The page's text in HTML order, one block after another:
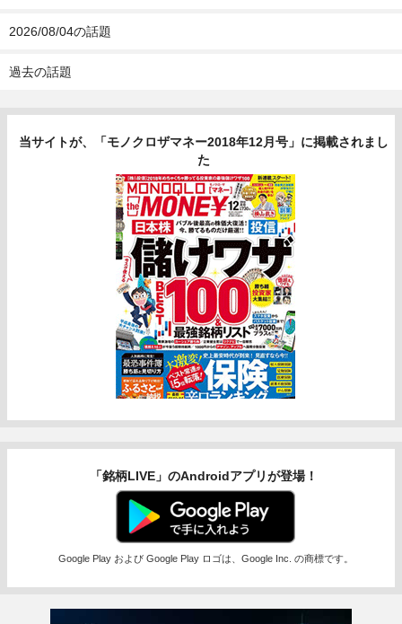
2026/08/04の話題
過去の話題
当サイトが、「モノクロザマネー2018年12月号」に掲載されまし
た
「銘柄LIVE」のAndroidアプリが登場！
Google Play および Google Play ロゴは、Google Inc. の商標です。